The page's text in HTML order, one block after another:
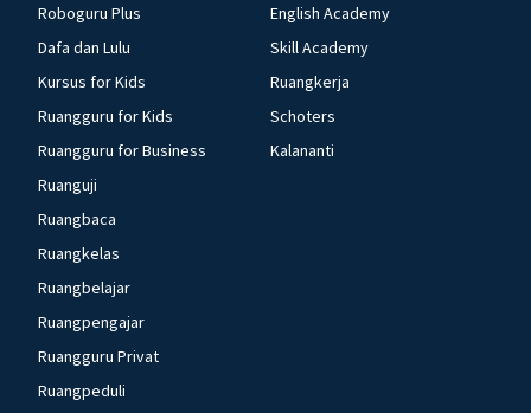
Roboguru Plus
Dafa dan Lulu
Kursus for Kids
Ruangguru for Kids
Ruangguru for Business
Ruanguji
Ruangbaca
Ruangkelas
Ruangbelajar
Ruangpengajar
Ruangguru Privat
Ruangpeduli
English Academy
Skill Academy
Ruangkerja
Schoters
Kalananti